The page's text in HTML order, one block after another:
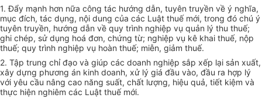
1. Đẩy mạnh hơn nữa công tác hướng dẫn, tuyên truyền về ý nghĩa,
mục đích, tác dụng, nội dung của các Luật thuế mới, trong đó chú ý
tuyên truyền, hướng dẫn về quy trình nghiệp vụ quản lý thu thuế;
ghi chép, sử dụng hoá đơn, chứng từ; nghiệp vụ kê khai thuế, nộp
thuế; quy trình nghiệp vụ hoàn thuế; miễn, giảm thuế.
2. Tập trung chỉ đạo và giúp các doanh nghiệp sắp xếp lại sản xuất,
xây dựng phương án kinh doanh, xử lý giá đầu vào, đầu ra hợp lý
với yêu cầu nâng cao năng suất, chất lượng, hiệu quả, tiết kiệm và
thực hiện nghiêm các Luật thuế mới.